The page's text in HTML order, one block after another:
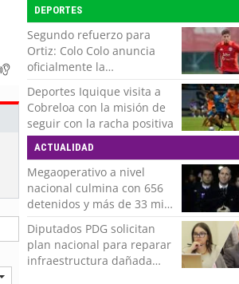
DEPORTES
Segundo refuerzo para
Ortiz: Colo Colo anuncia
oficialmente la
incorporación de Ivan
Román
Deportes Iquique visita a
Cobreloa con la misión de
seguir con la racha positiva
ACTUALIDAD
Megaoperativo a nivel
nacional culmina con 656
detenidos y más de 33 mil
controles realizados
Diputados PDG solicitan
plan nacional para reparar
infraestructura dañada